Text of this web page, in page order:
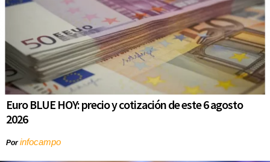
Euro BLUE HOY: precio y cotización de este 6 agosto
2026
Porinfocampo